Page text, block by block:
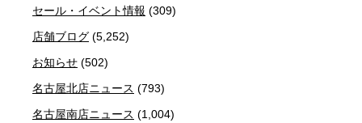
セール・イベント情報 (309)
店舗ブログ (5,252)
お知らせ (502)
名古屋北店ニュース (793)
名古屋南店ニュース (1,004)